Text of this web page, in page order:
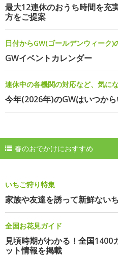
最大12連休のおうち時間を充
方をご提案
日付からGW(ゴールデンウィーク)
GWイベントカレンダー
連休中の各機関の対応など、気に
今年(2026年)のGWはいつから
春のおでかけにおすすめ
いちご狩り特集
家族や友達を誘って新鮮ない
全国お花見ガイド
見頃時期がわかる！全国1400
ット情報を掲載